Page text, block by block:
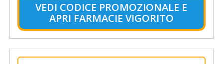
VEDI CODICE PROMOZIONALE E
APRI FARMACIE VIGORITO